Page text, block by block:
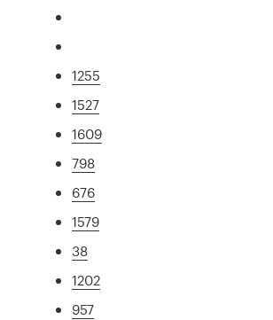
1255
1527
1609
798
676
1579
38
1202
957